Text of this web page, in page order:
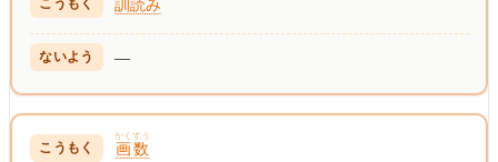
訓読み
—
画数
かくすう